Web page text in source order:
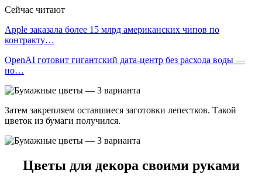
Сейчас читают
Apple заказала более 15 млрд американских чипов по
контракту…
OpenAI готовит гигантский дата-центр без расхода воды —
но…
Затем закрепляем оставшиеся заготовки лепестков. Такой
цветок из бумаги получился.
Цветы для декора своими руками